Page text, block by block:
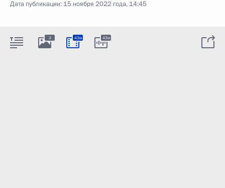
Дата публикации: 15 ноября 2022 года, 14:45
3 43м 43м